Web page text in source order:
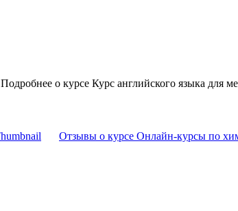
Подробнее о курсе Курс английского языка для
Отзывы о курсе Онлайн-курсы по